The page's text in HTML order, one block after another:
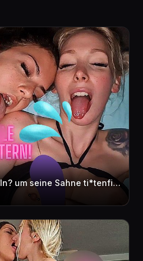
2 Stiefschwestern betteln? um seine Sahne ti*tenfi** Ahegao Mega Cum***t Facial & ti*ten